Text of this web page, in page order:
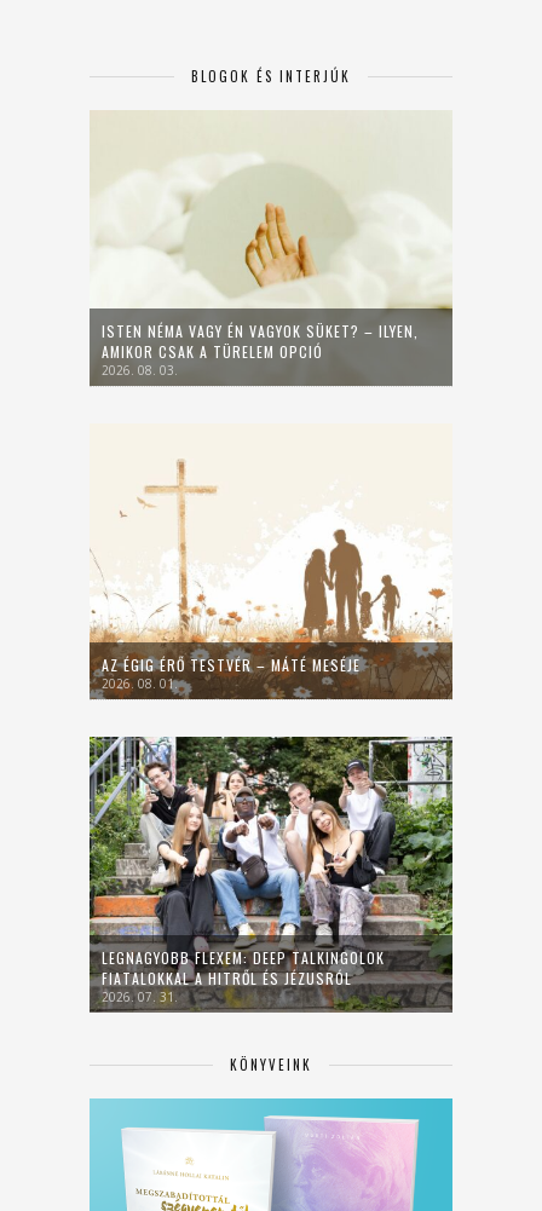
BLOGOK ÉS INTERJÚK
ISTEN NÉMA VAGY ÉN VAGYOK SÜKET? – ILYEN,
AMIKOR CSAK A TÜRELEM OPCIÓ
2026. 08. 03.
AZ ÉGIG ÉRŐ TESTVÉR – MÁTÉ MESÉJE
2026. 08. 01.
LEGNAGYOBB FLEXEM: DEEP TALKINGOLOK
FIATALOKKAL A HITRŐL ÉS JÉZUSRÓL
2026. 07. 31.
KÖNYVEINK